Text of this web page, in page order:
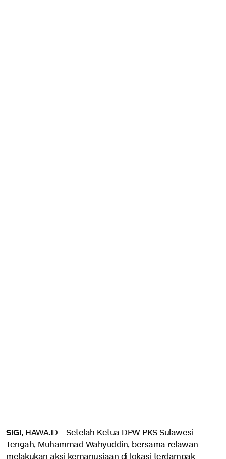
SIGI, HAWA.ID – Setelah Ketua DPW PKS Sulawesi
Tengah, Muhammad Wahyuddin, bersama relawan